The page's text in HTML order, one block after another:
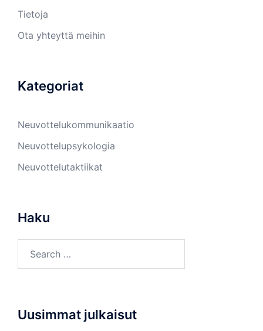
Tietoja
Ota yhteyttä meihin
Kategoriat
Neuvottelukommunikaatio
Neuvottelupsykologia
Neuvottelutaktiikat
Haku
for:
Uusimmat julkaisut